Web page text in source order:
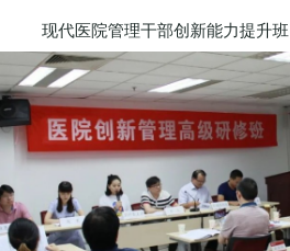
现代医院管理干部创新能力提升班